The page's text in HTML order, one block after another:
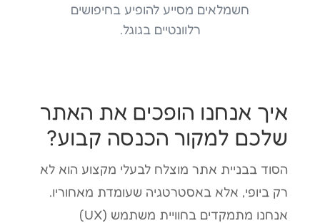
חשמלאים מסייע להופיע בחיפושים
רלוונטיים בגוגל.
איך אנחנו הופכים את האתר
שלכם למקור הכנסה קבוע?
הסוד בבניית אתר מוצלח לבעלי מקצוע הוא לא
רק ביופי, אלא באסטרטגיה שעומדת מאחוריו.
אנחנו מתמקדים בחוויית משתמש (UX)